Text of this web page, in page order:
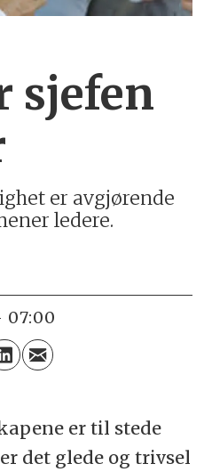
sjefen
er avgjørende
ledere.
07:00
er til stede
det glede og trivsel